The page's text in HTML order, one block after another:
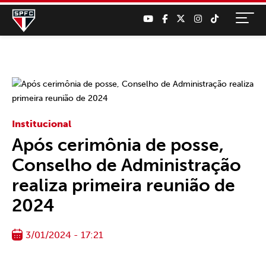
Institucional
Após cerimônia de posse,
Conselho de Administração
realiza primeira reunião de
2024
3/01/2024 - 17:21